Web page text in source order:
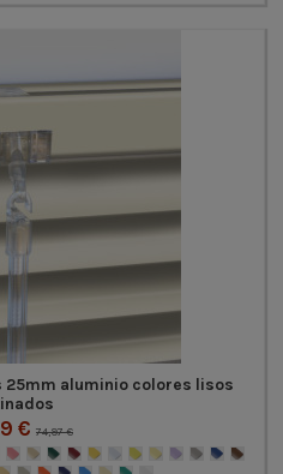
25mm aluminio colores lisos
€ 74,97 €